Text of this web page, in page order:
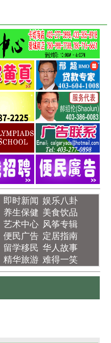
即时新闻 娱乐八卦
养生保健 美食饮品
艺术中心 风筝专辑
便民广告 定居指南
留学移民 华人故事
精华旅游 难得一笑